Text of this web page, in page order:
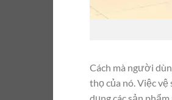
Cách mà người
thọ của nó. Việc